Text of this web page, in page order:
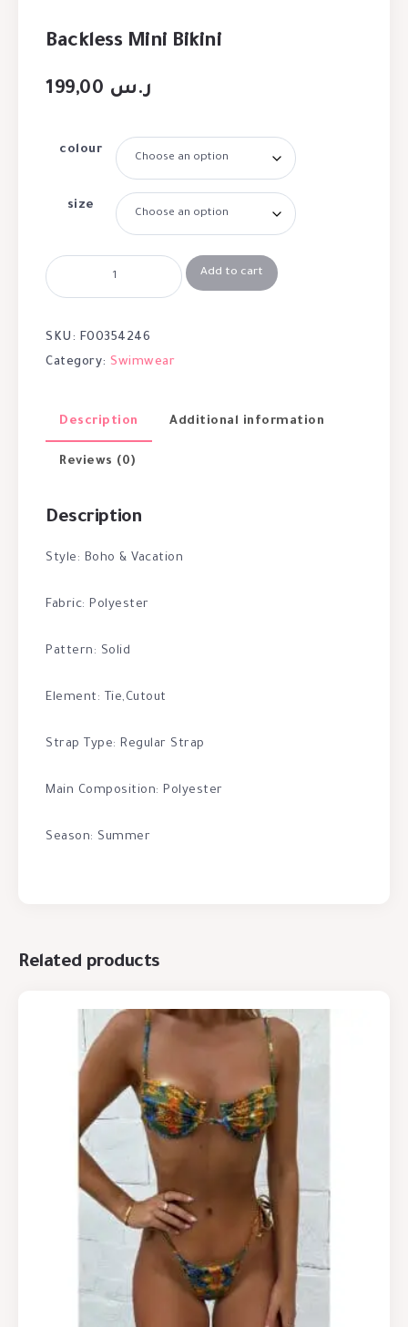
Backless Mini Bikini
ر.س
colour
size
Add to cart
SKU: F00354246
Category: Swimwear
Description Additional information
Reviews (0)
Description
Style: Boho & Vacation
Fabric: Polyester
Pattern: Solid
Element: Tie,Cutout
Strap Type: Regular Strap
Main Composition: Polyester
Season: Summer
Related products